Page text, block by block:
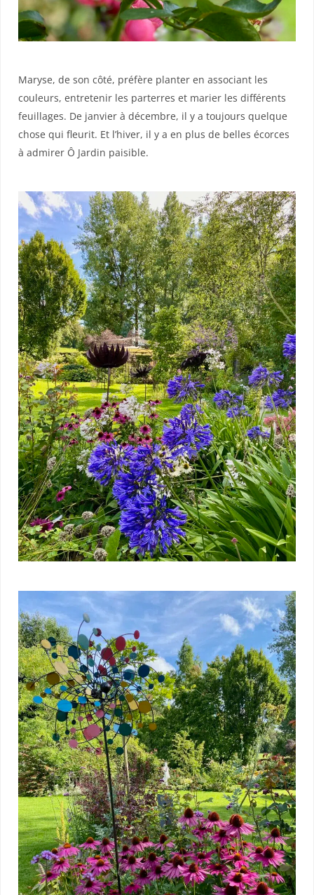
Maryse, de son côté, préfère planter en associant les
couleurs, entretenir les parterres et marier les différents
feuillages. De janvier à décembre, il y a toujours quelque
chose qui fleurit. Et l’hiver, il y a en plus de belles écorces
à admirer Ô Jardin paisible.